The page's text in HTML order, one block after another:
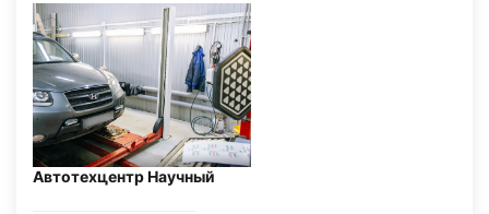
Автотехцентр Научный